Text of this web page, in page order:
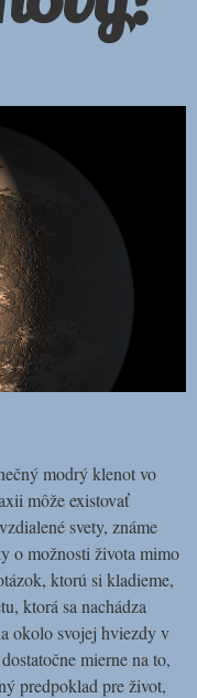
modrý klenot vo
môže existovať
svety, známe
o možnosti života mimo
ktorú si kladieme,
ktorá sa nachádza
okolo svojej hviezdy v
mierne na to,
predpoklad pre život,